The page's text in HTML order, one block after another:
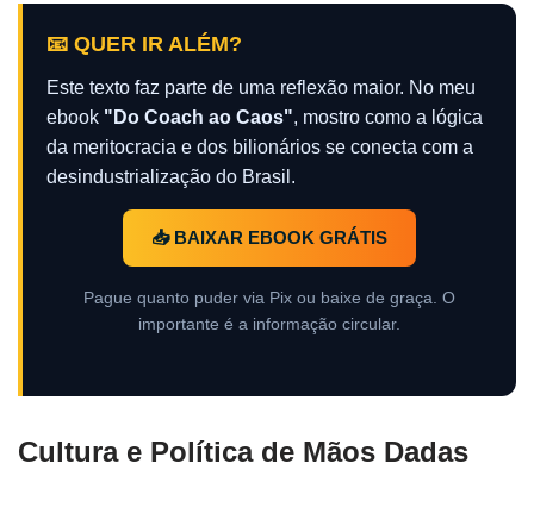
📧 QUER IR ALÉM?
Este texto faz parte de uma reflexão maior. No meu
ebook "Do Coach ao Caos", mostro como a lógica
da meritocracia e dos bilionários se conecta com a
desindustrialização do Brasil.
📥 BAIXAR EBOOK GRÁTIS
Pague quanto puder via Pix ou baixe de graça. O
importante é a informação circular.
Cultura e Política de Mãos Dadas